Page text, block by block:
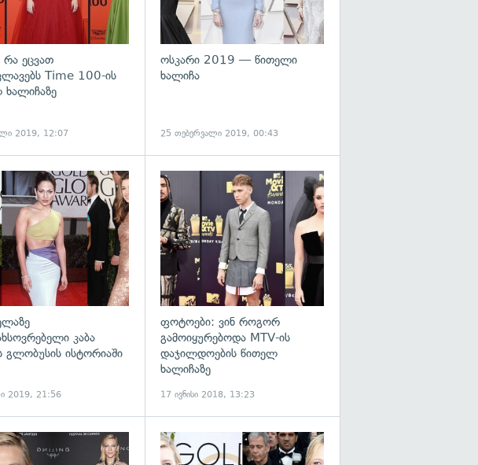
რა ეცვათ
Time 100-ის
2019, 12:07
ოსკარი 2019 — წითელი
ხალიჩა
25 თებერვალი 2019, 00:43
გადახედვა
კაბა
გლობუსის ისტორიაში
2019, 21:56
ფოტოები: ვინ როგორ
გამოიყურებოდა MTV-ის
დაჯილდოების წითელ
ხალიჩაზე
17 ივნისი 2018, 13:23
გადახედვა